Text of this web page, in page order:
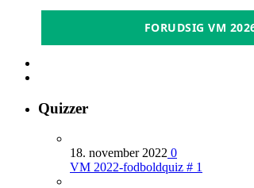
FORUDSIG VM
Quizzer
18. november 2022 0
VM 2022-fodboldquiz # 1